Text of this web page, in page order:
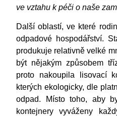
ve vztahu k péči o naše
Další oblastí, ve které
odpadové hospodářství.
produkuje relativně velké
být nějakým způsobem
proto nakoupila lisovací
kterých ekologicky, dle
odpad. Místo toho, aby
kontejnery vyváženy